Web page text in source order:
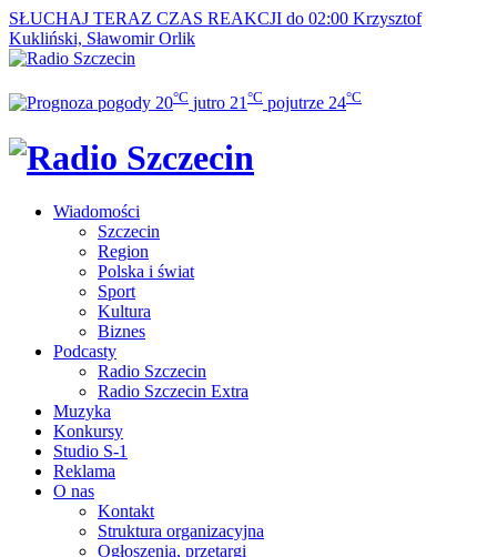
SŁUCHAJ TERAZ CZAS REAKCJI do 02:00 Krzysztof
Kukliński, Sławomir Orlik
20°C jutro 21 °C pojutrze 24°C
Wiadomości
Szczecin
Region
Polska i świat
Sport
Kultura
Biznes
Podcasty
Radio Szczecin
Radio Szczecin Extra
Muzyka
Konkursy
Studio S-1
Reklama
O nas
Kontakt
Struktura organizacyjna
Ogłoszenia, przetargi